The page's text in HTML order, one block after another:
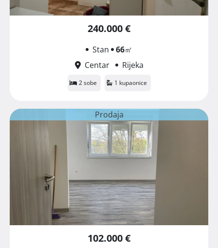
240.000 €
Stan 66㎡
Centar
Rijeka
2 sobe 1 kupaonice
Prodaja
102.000 €